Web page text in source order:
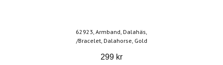
62923, Armband, Dalahäs,
/Bracelet, Dalahorse, Gold
299 kr